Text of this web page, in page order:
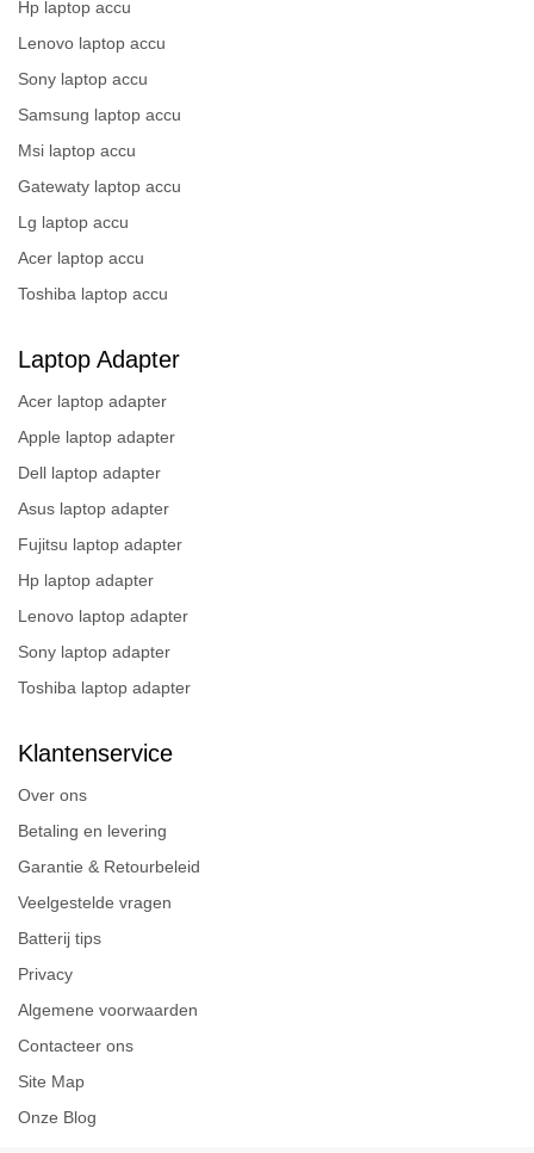
Hp laptop accu
Lenovo laptop accu
Sony laptop accu
Samsung laptop accu
Msi laptop accu
Gatewaty laptop accu
Lg laptop accu
Acer laptop accu
Toshiba laptop accu
Laptop Adapter
Acer laptop adapter
Apple laptop adapter
Dell laptop adapter
Asus laptop adapter
Fujitsu laptop adapter
Hp laptop adapter
Lenovo laptop adapter
Sony laptop adapter
Toshiba laptop adapter
Klantenservice
Over ons
Betaling en levering
Garantie & Retourbeleid
Veelgestelde vragen
Batterij tips
Privacy
Algemene voorwaarden
Contacteer ons
Site Map
Onze Blog